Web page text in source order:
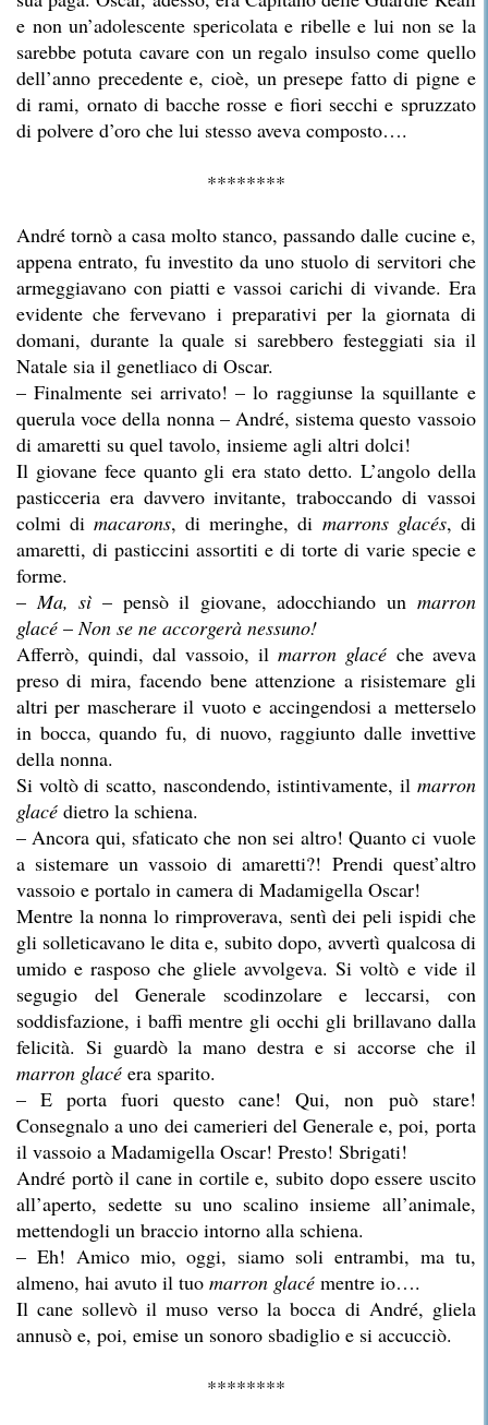
e non un’adolescente spericolata e ribelle e lui non se la
sarebbe potuta cavare con un regalo insulso come quello
dell’anno precedente e, cioè, un presepe fatto di pigne e
di rami, ornato di bacche rosse e fiori secchi e spruzzato
di polvere d’oro che lui stesso aveva composto….
********
André tornò a casa molto stanco, passando dalle cucine e,
appena entrato, fu investito da uno stuolo di servitori che
armeggiavano con piatti e vassoi carichi di vivande. Era
evidente che fervevano i preparativi per la giornata di
domani, durante la quale si sarebbero festeggiati sia il
Natale sia il genetliaco di Oscar.
– Finalmente sei arrivato! – lo raggiunse la squillante e
querula voce della nonna – André, sistema questo vassoio
di amaretti su quel tavolo, insieme agli altri dolci!
Il giovane fece quanto gli era stato detto. L’angolo della
pasticceria era davvero invitante, traboccando di vassoi
colmi dimacarons, di meringhe, di marrons glacés, di
amaretti, di pasticcini assortiti e di torte di varie specie e
forme.
–Ma, sì – pensò il giovane, adocchiando un marron
glacé –Non se ne accorgerà nessuno!
Afferrò, quindi, dal vassoio, ilmarron glacé che aveva
preso di mira, facendo bene attenzione a risistemare gli
altri per mascherare il vuoto e accingendosi a metterselo
in bocca, quando fu, di nuovo, raggiunto dalle invettive
della nonna.
Si voltò di scatto, nascondendo, istintivamente, il marron
glacé dietro la schiena.
– Ancora qui, sfaticato che non sei altro! Quanto ci vuole
a sistemare un vassoio di amaretti?! Prendi quest’altro
vassoio e portalo in camera di Madamigella Oscar!
Mentre la nonna lo rimproverava, sentì dei peli ispidi che
gli solleticavano le dita e, subito dopo, avvertì qualcosa di
umido e rasposo che gliele avvolgeva. Si voltò e vide il
segugio del Generale scodinzolare e leccarsi, con
soddisfazione, i baffi mentre gli occhi gli brillavano dalla
felicità. Si guardò la mano destra e si accorse che il
marron glacé era sparito.
– E porta fuori questo cane! Qui, non può stare!
Consegnalo a uno dei camerieri del Generale e, poi, porta
il vassoio a Madamigella Oscar! Presto! Sbrigati!
André portò il cane in cortile e, subito dopo essere uscito
all’aperto, sedette su uno scalino insieme all’animale,
mettendogli un braccio intorno alla schiena.
– Eh! Amico mio, oggi, siamo soli entrambi, ma tu,
almeno, hai avuto il tuo marron glacé mentre io….
Il cane sollevò il muso verso la bocca di André, gliela
annusò e, poi, emise un sonoro sbadiglio e si accucciò.
********